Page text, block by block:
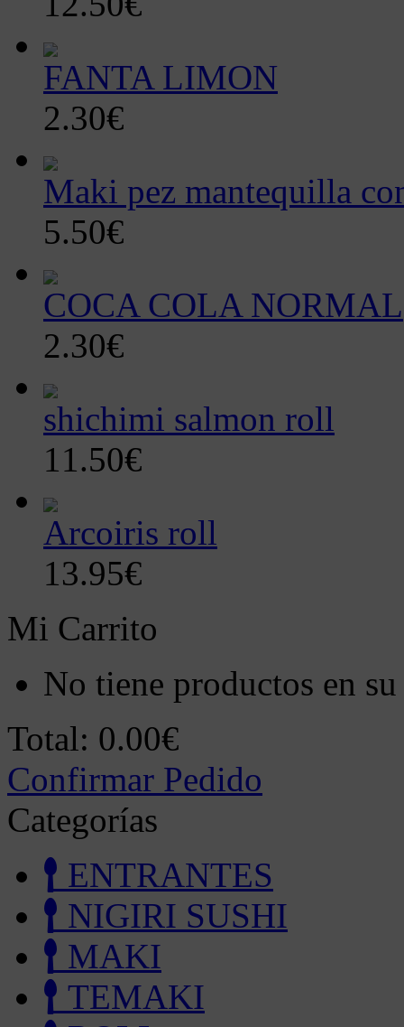
FANTA LIMON
2.30€
Maki pez mantequilla
5.50€
COCA COLA NORMAL
2.30€
shichimi salmon roll
11.50€
Arcoiris roll
13.95€
Mi Carrito
No tiene productos en
Total: 0.00€
Confirmar Pedido
Categorías
ENTRANTES
NIGIRI SUSHI
MAKI
TEMAKI